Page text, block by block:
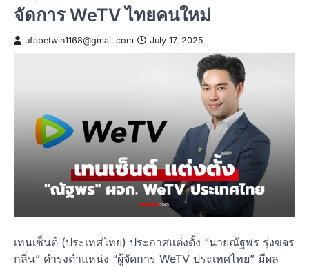
จัดการ WeTV ไทยคนใหม่
ufabetwin1168@gmail.com July 17, 2025
เทนเซ็นต์ (ประเทศไทย) ประกาศแต่งตั้ง “นายณัฐพร รุ่งขจร
กลิ่น” ดำรงตำแหน่ง “ผู้จัดการ WeTV ประเทศไทย” มีผล